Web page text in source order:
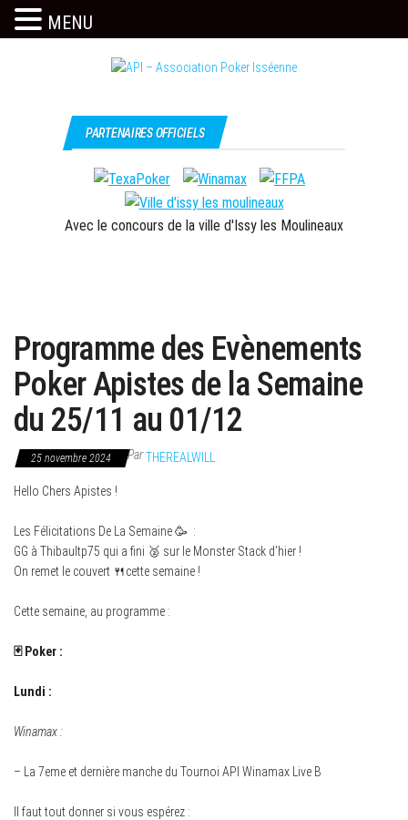
Association
Isséenne
c'est
l'API
PARTENAIRES OFFICIELS
Avec le concours de la ville d'Issy les Moulineaux
Programme des Evènements
Poker Apistes de la Semaine
du 25/11 au 01/12
25 novembre 2024 ParTHEREALWILL
Hello Chers Apistes !
Les Félicitations De La Semaine 🥳 :
GG à Thibaultp75 qui a fini 🥈 sur le Monster Stack d’hier !
On remet le couvert 🍴cette semaine !
Cette semaine, au programme :
🃏 Poker :
Lundi :
Winamax :
– La 7eme et dernière manche du Tournoi API Winamax Live B
Il faut tout donner si vous espérez :
MENU